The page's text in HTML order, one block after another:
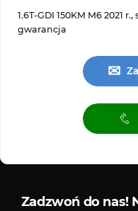
1.6T-GDI 150KM M6 2021
gwarancja
✉
Zadzwoń do nas!